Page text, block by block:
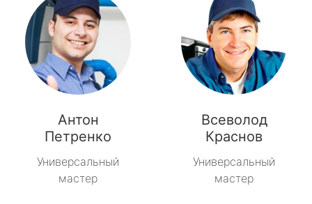
Антон
Петренко
Универсальный
мастер
Всеволод
Краснов
Универсальный
мастер